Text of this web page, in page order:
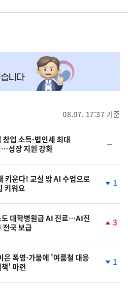
08.07. 17:37 기준
업 소득·법인세 최대
성장 지원 강화
일
키운다! 교실 밖 AI 수업으로
키워요
1
도 대학병원급 AI 진료…AI진
전국 보급
3
은 폭염·가뭄에 '여름철 대응
' 마련
1